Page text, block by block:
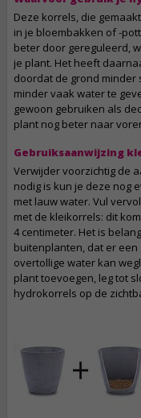
Deze korrels, die
in je bloembakken of -
beter door gereguleerd,
je plant. Het heeft
doordat de grond minder
minder vaak water te
gewoon gebruiken als
plant nog beter naar
Gebruiksaanwijzing
Verwijder voorzichtig de
nodig is kun je deze nog
met lauw water. Vul
met de kleikorrels: dit
4 centimeter. Het is
buitenplanten, dat er
overtollige water kan
plant toevoegen, leg tot
hydrokorrels op de